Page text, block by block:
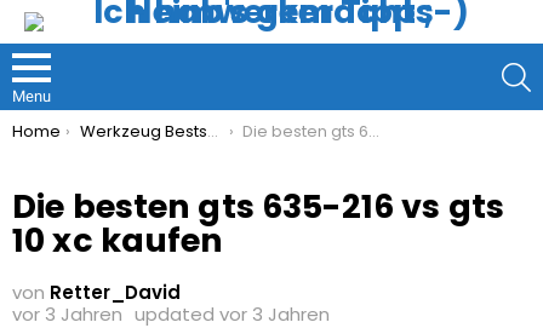
Menu
You are here:
Home Werkzeug Bestseller Die besten gts 635-216 vs gts 10 xc kaufen
Die besten gts 635-216 vs gts
10 xc kaufen
von Retter_David
vor 3 Jahren updated vor 3 Jahren